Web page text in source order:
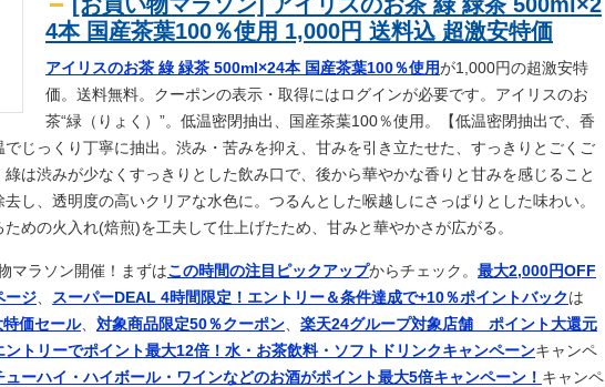
夏の同人祭りきたー！！全部買っとけwwww
』6話感想 初コミティア完売おめでとう！
福岡ソフトバンクホークスの監督ｗｗｗ
手い下手関係ありますか？
スリーパー堀大輔さん、リスナーから「寝たほうがいい！」と言われてガチギレし
師の医学的アドバイスに激昂 ｗｗｗｗｗｗｗｗｗ
レモンサワーにおすすめのおつまに
とくいは59でとめてるが妥協だとしてもAAxはやめたほうがいいな…
のヤバい「デメリット」一覧ｗｗｗｗｗｗｗｗｗ
で、クラス委員を務めた人たちが訴えられた → その理由が・・・
ディHビデオｗｗｗｗｗｗｗ
スト（7月2日更新）
ントー」初公開！600匹を超えるポケモンたちが暮らす世界が凄かった
受け入れ反対」大幅増（20.7pt増）、若い世代で増加幅大
4本 国産茶葉100％使用 1,000円 送料込 超激安特価
アイリスのお茶 綠 緑茶 500ml×24本 国産茶葉100％使用が1,000円の超激安特
価。送料無料。クーポンの表示・取得にはログインが必要です。アイリスのお
茶“緑（りょく）”。低温密閉抽出、国産茶葉100％使用。【低温密閉抽出で、香
でじっくり丁寧に抽出。渋み・苦みを抑え、甘みを引き立たせた、すっきりとごくご
綠は渋みが少なくすっきりとした飲み口で、後から華やかな香りと甘みを感じること
し、透明度の高いクリアな水色に。つるんとした喉越しにさっぱりとした味わい。
めの火入れ(焙煎)を工夫して仕上げたため、甘みと華やかさが広がる。
マラソン開催！まずはこの時間の注目ピックアップからチェック。 最大2,000円OFF
ージ、 スーパーDEAL 4時間限定！エントリー＆条件達成で+10％ポイントバック は
特価セール、 対象商品限定50％クーポン、 楽天24グループ対象店舗 ポイント大還元
ントリーでポイント最大12倍！水・お茶飲料・ソフトドリンクキャンペーンキャンペ
ューハイ・ハイボール・ワインなどのお酒がポイント最大5倍キャンペーン！ キャンペ